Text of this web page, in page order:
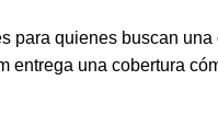
para quienes buscan
entrega una cobertura